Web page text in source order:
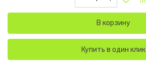
В корзину
Купить в один клик